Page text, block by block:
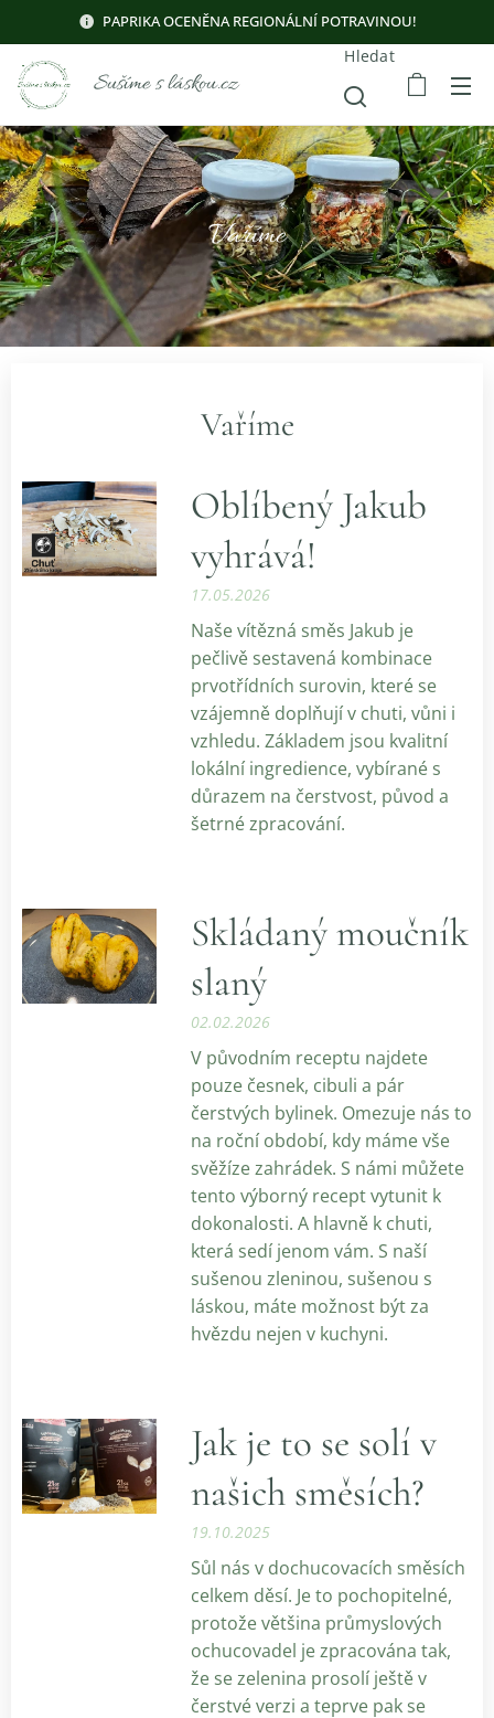
PAPRIKA OCENĚNA REGIONÁLNÍ POTRAVINOU!
Sušíme s láskou.cz
Hledat
Vaříme
Vaříme
Oblíbený Jakub
vyhrává!
17.05.2026
Naše vítězná směs Jakub je
pečlivě sestavená kombinace
prvotřídních surovin, které se
vzájemně doplňují v chuti, vůni i
vzhledu. Základem jsou kvalitní
lokální ingredience, vybírané s
důrazem na čerstvost, původ a
šetrné zpracování.
Skládaný moučník
slaný
02.02.2026
V původním receptu najdete
pouze česnek, cibuli a pár
čerstvých bylinek. Omezuje nás to
na roční období, kdy máme vše
svěžíze zahrádek. S námi můžete
tento výborný recept vytunit k
dokonalosti. A hlavně k chuti,
která sedí jenom vám. S naší
sušenou zleninou, sušenou s
láskou, máte možnost být za
hvězdu nejen v kuchyni.
Jak je to se solí v
našich směsích?
19.10.2025
Sůl nás v dochucovacích směsích
celkem děsí. Je to pochopitelné,
protože většina průmyslových
ochucovadel je zpracována tak,
že se zelenina prosolí ještě v
čerstvé verzi a teprve pak se